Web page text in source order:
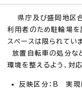
県庁及び盛岡地区合
利用者のため駐輪場を
スペースは限られていま
放置自転車の処分な
環境を整えるよう、対
反映区分：B 実現